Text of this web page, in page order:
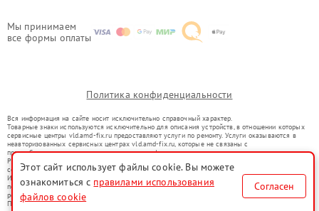
Мы принимаем
все формы оплаты
Политика конфиденциальности
Вся информация на сайте носит исключительно справочный характер.
Товарные знаки используются исключительно для описания устройств, в отношении которых
сервисные центры vld.amd-fix.ru предоставляют услуги по ремонту. Услуги оказываются в
неавторизованных сервисных центрах vld.amd-fix.ru, которые не связаны с
правообладателями товарных знаков или их официальными представителями.
Ремонт осуществляется для устройств, уже введенных в гражданский оборот в соответствии
со статьей 1487 ГК РФ.
Использование товарных знаков не преследует цели индивидуализации услуг или введения
потребителей в заблуждение, а служит для информирования о предоставляемых услугах по
ремонту техники указанных брендов.
Представленная на сайте информация не является публичной офертой, определяемой
Этот сайт использует файлы cookie. Вы можете
ознакомиться с правилами использования
файлов cookie
Согласен